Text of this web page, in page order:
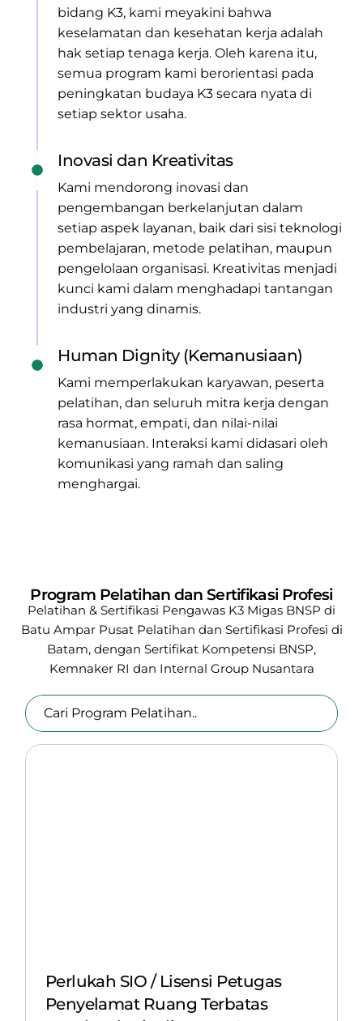
bidang K3, kami meyakini bahwa
keselamatan dan kesehatan kerja adalah
hak setiap tenaga kerja. Oleh karena itu,
semua program kami berorientasi pada
peningkatan budaya K3 secara nyata di
setiap sektor usaha.
Inovasi dan Kreativitas
Kami mendorong inovasi dan
pengembangan berkelanjutan dalam
setiap aspek layanan, baik dari sisi teknologi
pembelajaran, metode pelatihan, maupun
pengelolaan organisasi. Kreativitas menjadi
kunci kami dalam menghadapi tantangan
industri yang dinamis.
Human Dignity (Kemanusiaan)
Kami memperlakukan karyawan, peserta
pelatihan, dan seluruh mitra kerja dengan
rasa hormat, empati, dan nilai-nilai
kemanusiaan. Interaksi kami didasari oleh
komunikasi yang ramah dan saling
menghargai.
Program Pelatihan dan Sertifikasi Profesi
Pelatihan & Sertifikasi Pengawas K3 Migas BNSP di
Batu Ampar Pusat Pelatihan dan Sertifikasi Profesi di
Batam, dengan Sertifikat Kompetensi BNSP,
Kemnaker RI dan Internal Group Nusantara
Perlukah SIO / Lisensi Petugas
Penyelamat Ruang Terbatas